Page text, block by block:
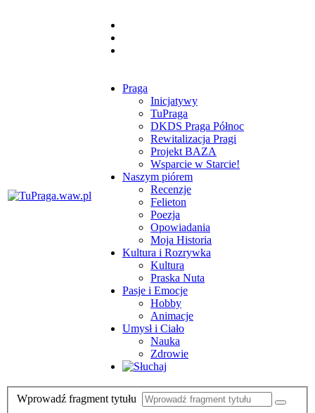
Praga
Inicjatywy
TuPraga
DKDS Praga Północ
Rewitalizacja Pragi
Projekt BAZA
Wsparcie w Starcie!
Naszym piórem
Recenzje
Felieton
Poezja
Opowiadania
Moja Historia
Kultura i Rozrywka
Kultura
Praska Nuta
Pasje i Emocje
Hobby
Animacje
Umysł i Ciało
Nauka
Zdrowie
Wprowadź fragment tytułu